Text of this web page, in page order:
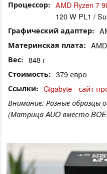
Процессор
AMD Ryzen 7
120 W PL1 /
Графический адаптер
Материнская плата
Вес 848 г
Стоимость 379 евро
Ссылки Gigabyte - сайт
Внимание: Разные образцы
(Матрица AUO вместо